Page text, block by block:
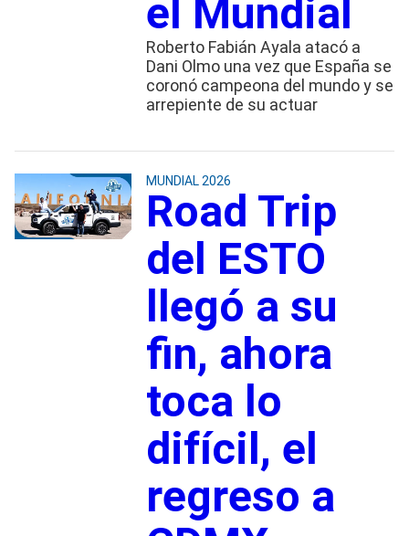
el Mundial
Roberto Fabián Ayala atacó a
Dani Olmo una vez que España se
coronó campeona del mundo y se
arrepiente de su actuar
MUNDIAL 2026
Road Trip
del ESTO
llegó a su
fin, ahora
toca lo
difícil, el
regreso a